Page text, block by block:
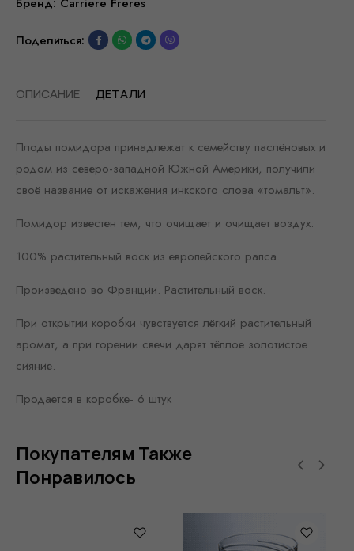
Поделиться:
ОПИСАНИЕ ДЕТАЛИ
Плоды помидора принадлежат к семейству паслёновых и
родом из северо-западной Южной Америки, получили
своё название от искажения инкского слова «томальт».
Помидор известен тем, что очищает и очищает воздух.
100% растительный воск из европейского рапса.
Произведено во Франции. Растительный воск.
При открытии коробки чувствуется лёгкий растительный
аромат, а при горении свечи дарят тёплое золотистое
сияние.
Продается в коробке- 6 штук
Покупателям Также
Понравилось